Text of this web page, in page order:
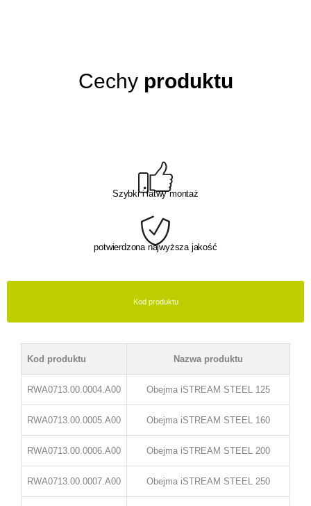
Cechy produktu
Szybki i łatwy montaż
potwierdzona najwyższa jakość
Kod produktu
Kod produktu Nazwa produktu
RWA0713.00.0004.A00 Obejma iSTREAM STEEL 125
RWA0713.00.0005.A00 Obejma iSTREAM STEEL 160
RWA0713.00.0006.A00 Obejma iSTREAM STEEL 200
RWA0713.00.0007.A00 Obejma iSTREAM STEEL 250